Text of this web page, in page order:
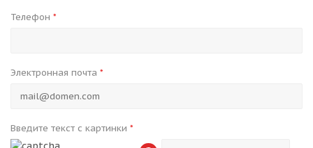
Телефон *
Электронная почта *
Введите текст с картинки *